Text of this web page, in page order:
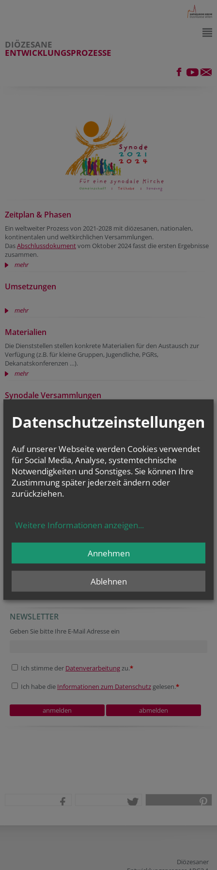
DIÖZESANE
ENTWICKLUNGSPROZESSE
Zeitplan & Phasen
Ein weltweiter Prozess von 2021-2028 mit diözesanen, nationalen,
kontinentalen und weltkirchlichen Versammlungen.
DasAbschlussdokumentvom Oktober 2024 fasst die ersten Ergebnisse
zusammen.
mehr
Umsetzungen
mehr
Materialien
Die Dienststellen stellen konkrete Materialien für den Austausch zur
Verfügung (z.B. für kleine Gruppen, Jugendliche, PGRs,
Dekanatskonferenzen …).
mehr
Synodale Versammlungen
Versammlungen: Diözesanversammlungen, Tae der Räte, Studientage, ...
mehr
Kontakt
Bei Pastoralamtsleiter Markus Beranek laufen die diözesanen Fäden
zum Synodalen Prozess zusammen:synode@edw.or.at. Die offizielle
Website der Synode:www.synod.va.
Derzeit finden keine
Termine statt.
NEWSLETTER
Geben Sie bitte Ihre E-Mail Adresse ein
Ich stimme der Datenverarbeitungzu.*
Ich habe die Informationen zum Datenschutz gelesen.*
Diözesaner
Datenschutzeinstellungen
Auf unserer Webseite werden Cookies verwendet
für Social Media, Analyse, systemtechnische
Notwendigkeiten und Sonstiges. Sie können Ihre
Zustimmung später jederzeit ändern oder
zurückziehen.
Weitere Informationen anzeigen...
Ablehnen
Annehmen